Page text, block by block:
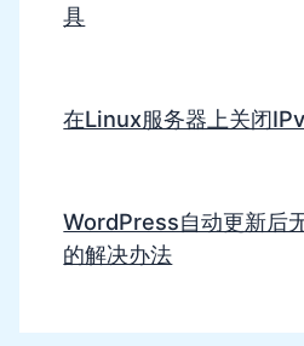
具
在Linux服务器上关闭
WordPress自动更新后
的解决办法